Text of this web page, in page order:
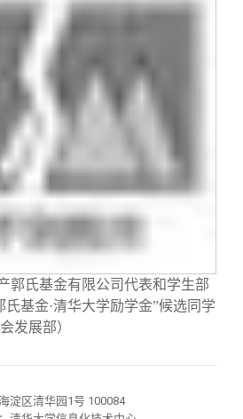
郭氏基金有限公司代表和学生部
基金·清华大学励学金”候选同学
发展部）
淀区清华园1号 100084